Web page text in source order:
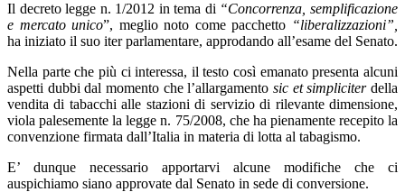
Il decreto legge n. 1/2012 in tema di “Concorrenza, semplificazione
e mercato unico”, meglio noto come pacchetto “liberalizzazioni”,
ha iniziato il suo iter parlamentare, approdando all’esame del Senato.
Nella parte che più ci interessa, il testo così emanato presenta alcuni
aspetti dubbi dal momento che l’allargamento sic et simpliciterdella
vendita di tabacchi alle stazioni di servizio di rilevante dimensione,
viola palesemente la legge n. 75/2008, che ha pienamente recepito la
convenzione firmata dall’Italia in materia di lotta al tabagismo.
E’ dunque necessario apportarvi alcune modifiche che ci
auspichiamo siano approvate dal Senato in sede di conversione.